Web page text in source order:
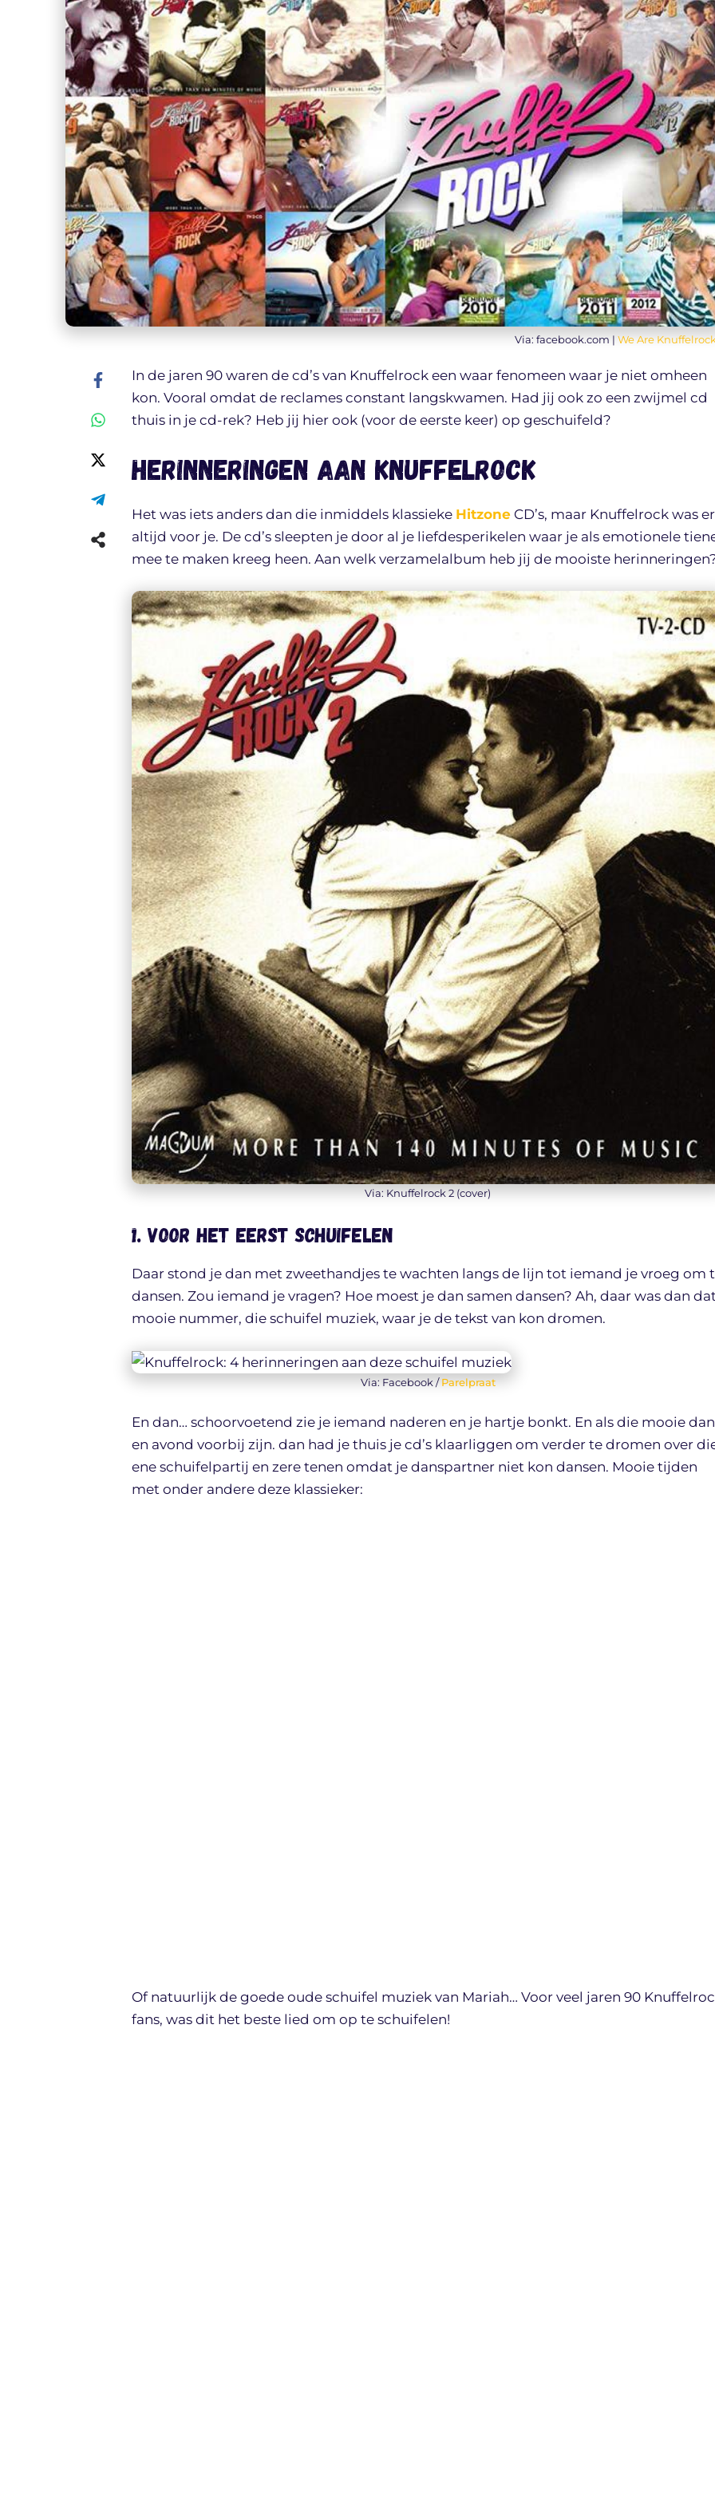
Via: facebook.com | We Are
In de jaren 90 waren de cd’s van Knuffelrock een waar fenomeen waar je niet omheen
kon. Vooral omdat de reclames constant langskwamen. Had jij ook zo een zwijmel cd
thuis in je cd-rek? Heb jij hier ook (voor de eerste keer) op geschuifeld?
Herinneringen aan Knuffelrock
Het was iets anders dan die inmiddels klassieke HitzoneCD’s, maar Knuffelrock was er
altijd voor je. De cd’s sleepten je door al je liefdesperikelen waar je als emotionele
mee te maken kreeg heen. Aan welk verzamelalbum heb jij de mooiste
Via: Knuffelrock 2 (cover)
1. Voor het eerst schuifelen
Daar stond je dan met zweethandjes te wachten langs de lijn tot iemand je vroeg om
dansen. Zou iemand je vragen? Hoe moest je dan samen dansen? Ah, daar was dan
mooie nummer, die schuifel muziek, waar je de tekst van kon dromen.
Via: Facebook /Parelpraat
En dan… schoorvoetend zie je iemand naderen en je hartje bonkt. En als die mooie
en avond voorbij zijn. dan had je thuis je cd’s klaarliggen om verder te dromen over
ene schuifelpartij en zere tenen omdat je danspartner niet kon dansen. Mooie tijden
met onder andere deze klassieker:
Of natuurlijk de goede oude schuifel muziek van Mariah… Voor veel jaren 90
fans, was dit het beste lied om op te schuifelen!